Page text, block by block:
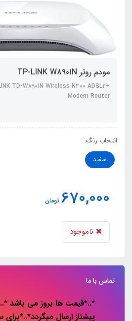
مودم روتر TP-LINK W8901N
TD-W8901N Wireless N300 ADSL2+
Modem Router
انتخاب رنگ:
سفید
670,000 تومان
ناموجود
تماس با ما
*..*قیمت ها بروز می باشد
پیشتاز ارسال